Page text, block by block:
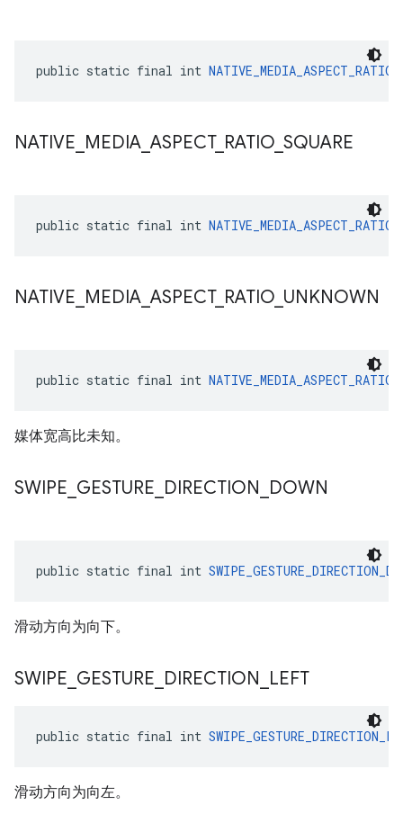
public static final int
NATIVE MEDIA ASPECT_ RATIO SQUARE
public static final int
NATIVE MEDIA ASPECT_ RATIO UNKNOWN
public static final int
媒体宽高比未知。
SWIPE GESTURE DIRECTION DOWN
public static final int
滑动方向为向下。
SWIPE GESTURE DIRECTION LEFT
public static final int
滑动方向为向左。